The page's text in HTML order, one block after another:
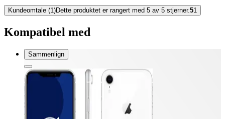
Kundeomtale (1)Dette produktet er rangert med 5 av 5 stjerner.51
Kompatibel med
Sammenlign